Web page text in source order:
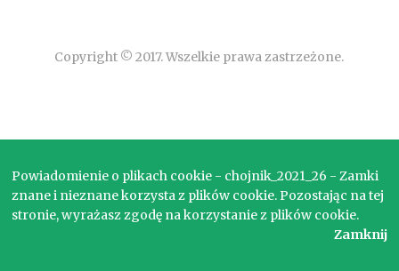
Copyright © 2017. Wszelkie prawa zastrzeżone.
Powiadomienie o plikach cookie - chojnik_2021_26 - Zamki
znane i nieznane korzysta z plików cookie. Pozostając na tej
stronie, wyrażasz zgodę na korzystanie z plików cookie.
Zamknij